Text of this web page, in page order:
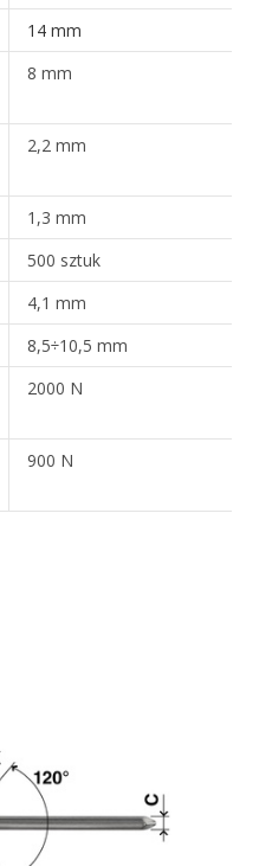
14 mm
8 mm
2,2 mm
1,3 mm
500 sztuk
4,1 mm
8,5÷10,5 mm
2000 N
900 N